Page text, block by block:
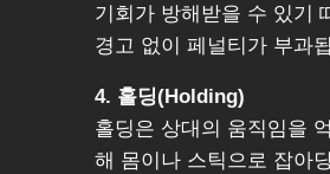
기회가 방해받을 수 있기
경고 없이 페널티가 부과
4. 홀딩(Holding)
홀딩은 상대의 움직임을
해 몸이나 스틱으로 잡아